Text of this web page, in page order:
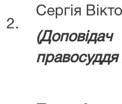
2.
Сергія
(Д
правосуддя